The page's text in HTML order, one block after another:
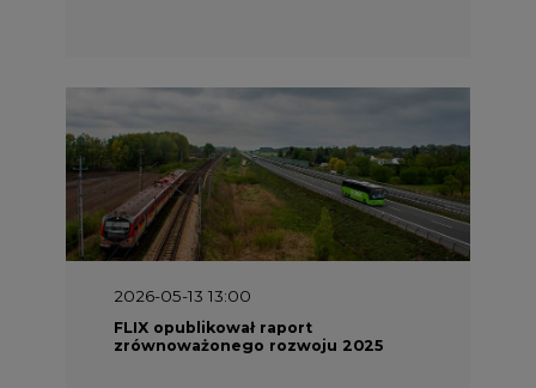
2026-05-13 13:00
FLIX opublikował raport
zrównoważonego rozwoju 2025